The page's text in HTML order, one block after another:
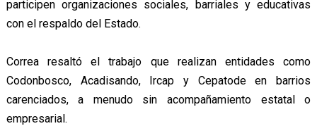
participen organizaciones sociales, barriales y educativas
con el respaldo del Estado.
Correa resaltó el trabajo que realizan entidades como
Codonbosco, Acadisando, Ircap y Cepatode en barrios
carenciados, a menudo sin acompañamiento estatal o
empresarial.